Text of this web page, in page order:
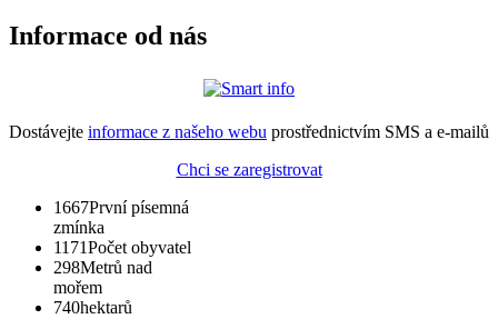
Informace od nás
Dostávejte informace z našeho webu prostřednictvím SMS a e-mailů
Chci se zaregistrovat
1667První písemná
zmínka
1171Počet obyvatel
298Metrů nad
mořem
740hektarů